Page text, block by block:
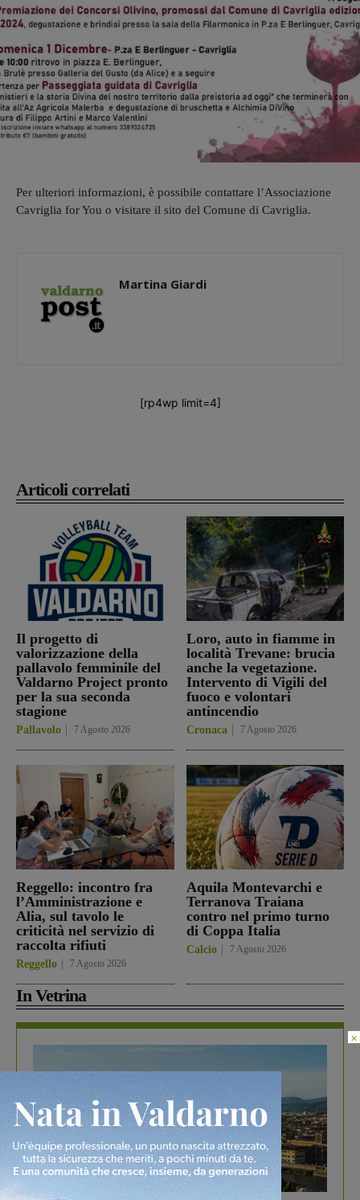
Articoli correlati
Il progetto di
valorizzazione della
pallavolo femminile del
Valdarno Project pronto
per la sua seconda
stagione
Pallavolo 7 Agosto 2026
Loro, auto in fiamme in
località Trevane: brucia
anche la vegetazione.
Intervento di Vigili del
fuoco e volontari
antincendio
Cronaca 7 Agosto 2026
Reggello: incontro fra
l’Amministrazione e
Alia, sul tavolo le
criticità nel servizio di
raccolta rifiuti
Reggello 7 Agosto 2026
Aquila Montevarchi e
Terranova Traiana
contro nel primo turno
di Coppa Italia
Calcio 7 Agosto 2026
In Vetrina
Per ulteriori informazioni, è possibile contattare l’Associazione
Cavriglia for You o visitare il sito del Comune di Cavriglia.
Martina Giardi
[rp4wp limit=4]
×